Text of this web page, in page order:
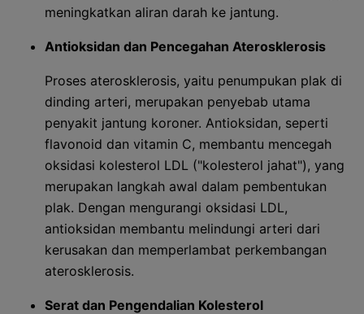
meningkatkan aliran darah ke jantung.
Antioksidan dan Pencegahan Aterosklerosis
Proses aterosklerosis, yaitu penumpukan plak di
dinding arteri, merupakan penyebab utama
penyakit jantung koroner. Antioksidan, seperti
flavonoid dan vitamin C, membantu mencegah
oksidasi kolesterol LDL ("kolesterol jahat"), yang
merupakan langkah awal dalam pembentukan
plak. Dengan mengurangi oksidasi LDL,
antioksidan membantu melindungi arteri dari
kerusakan dan memperlambat perkembangan
aterosklerosis.
Serat dan Pengendalian Kolesterol